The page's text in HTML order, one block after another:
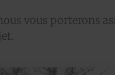
vous porterons